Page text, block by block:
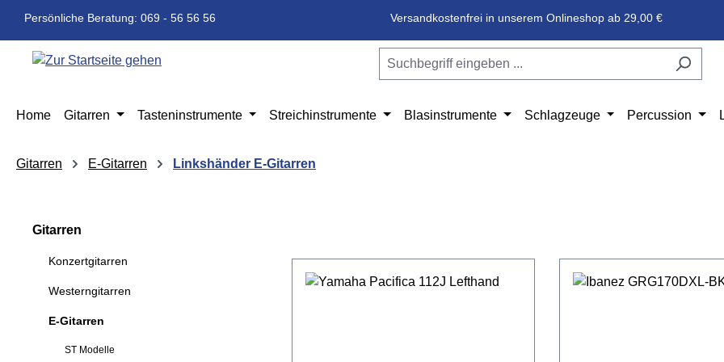
Hauptinhalt springen
Zur Suche springen
Zur Hauptnavigation springen
Persönliche Beratung: 069 - 56 56 56 Versandkostenfrei in unserem Onlineshop ab 29,00 €
Home Gitarren Tasteninstrumente Streichinstrumente Blasinstrumente Schlagzeuge Percussion
Gitarren E-Gitarren Linkshänder E-Gitarren
Gitarren
Konzertgitarren
Westerngitarren
E-Gitarren
ST Modelle